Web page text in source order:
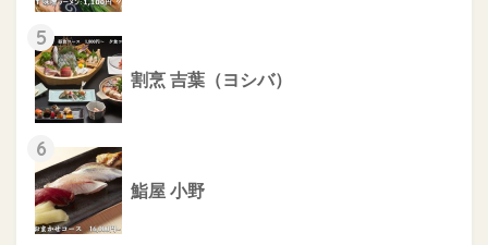
5
割烹 吉葉（ヨシバ）
6
鮨屋 小野